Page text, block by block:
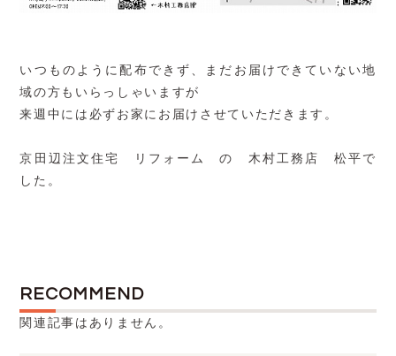
いつものように配布できず、まだお届けできていない地
域の方もいらっしゃいますが
来週中には必ずお家にお届けさせていただきます。
京田辺注文住宅 リフォーム の 木村工務店 松平で
した。
RECOMMEND
関連記事はありません。